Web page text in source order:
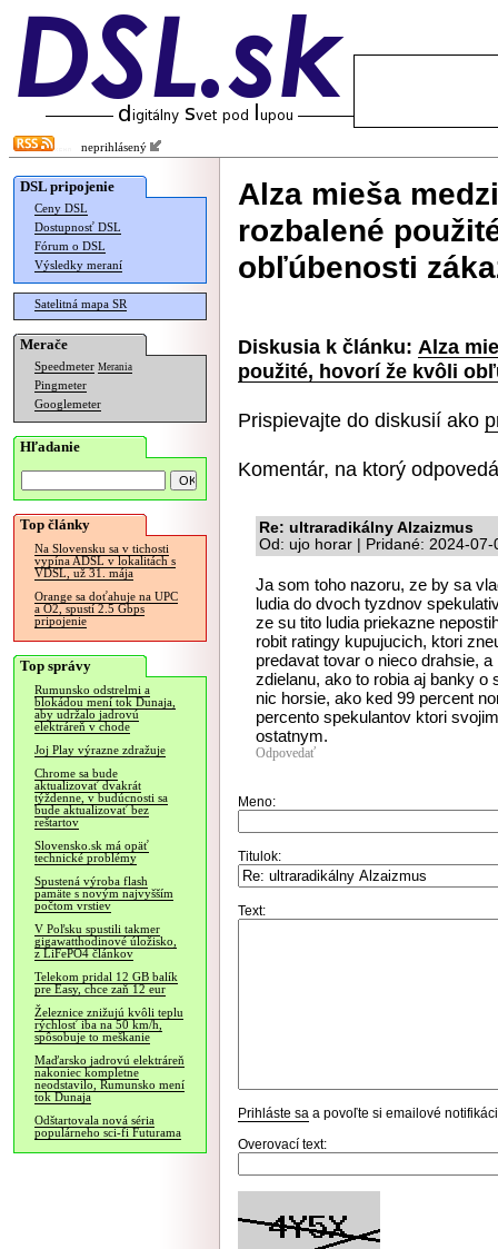
neprihlásený
DSL pripojenie
Ceny DSL
Dostupnosť DSL
Fórum o DSL
Výsledky meraní
Satelitná mapa SR
Merače
Speedmeter Merania
Pingmeter
Googlemeter
Hľadanie
Top články
Na Slovensku sa v tichosti
vypína ADSL v lokalitách s
VDSL, už 31. mája
Orange sa doťahuje na UPC
a O2, spustí 2.5 Gbps
pripojenie
Top správy
Rumunsko odstrelmi a
blokádou mení tok Dunaja,
aby udržalo jadrovú
elektráreň v chode
Joj Play výrazne zdražuje
Chrome sa bude
aktualizovať dvakrát
týždenne, v budúcnosti sa
bude aktualizovať bez
reštartov
Slovensko.sk má opäť
technické problémy
Spustená výroba flash
pamäte s novým najvyšším
počtom vrstiev
V Poľsku spustili takmer
gigawatthodinové úložisko,
z LiFePO4 článkov
Telekom pridal 12 GB balík
pre Easy, chce zaň 12 eur
Železnice znižujú kvôli teplu
rýchlosť iba na 50 km/h,
spôsobuje to meškanie
Maďarsko jadrovú elektráreň
nakoniec kompletne
neodstavilo, Rumunsko mení
tok Dunaja
Odštartovala nová séria
populárneho sci-fi Futurama
Alza mieša
rozbalené
obľúbenosti
Diskusia k článku: Alza
použité, hovorí že kvôli
Prispievajte do diskusií ako
Komentár, na ktorý
Re: ultraradikálny Alzaizmus
Od: ujo horar | Pridané: 2024-07-
Ja som toho nazoru, ze by sa
ludia do dvoch tyzdnov
ze su tito ludia priekazne
robit ratingy kupujucich, ktori
predavat tovar o nieco drahsie,
zdielanu, ako to robia aj banky
nic horsie, ako ked 99 percent
percento spekulantov ktori
ostatnym.
Odpovedať
Meno:
Titulok:
Text:
Prihláste sa a povoľte si emailové
Overovací text: